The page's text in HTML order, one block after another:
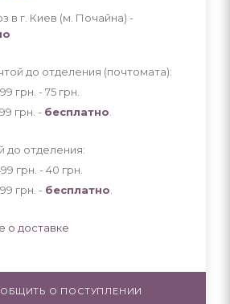
в г. Киев (м. Почайна) -
до отделения (почтомата):
грн. - 75 грн
грн. - бесплатно
до отделения:
грн. - 40 грн
грн. - бесплатно
о доставке
О ПОСТУПЛЕНИИ